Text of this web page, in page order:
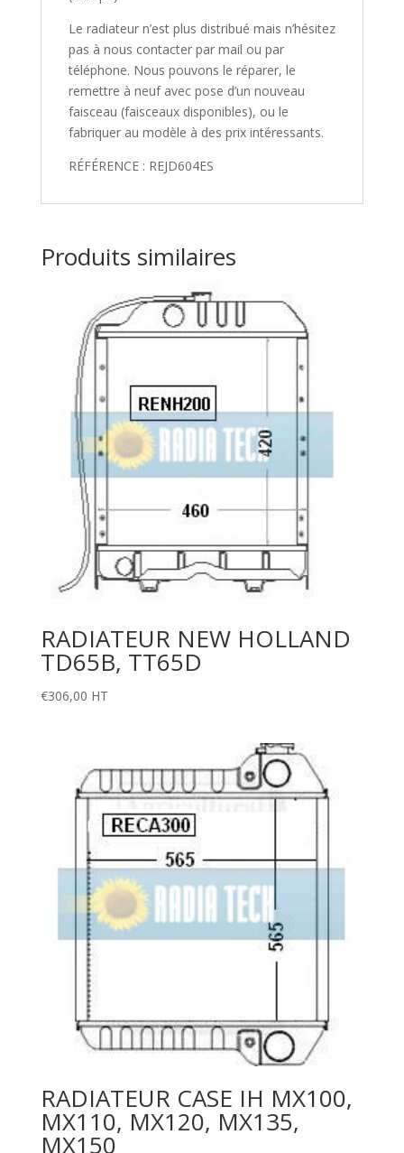
Le radiateur n’est plus distribué mais n’hésitez
pas à nous contacter par mail ou par
téléphone. Nous pouvons le réparer, le
remettre à neuf avec pose d’un nouveau
faisceau (faisceaux disponibles), ou le
fabriquer au modèle à des prix intéressants.
RÉFÉRENCE : REJD604ES
Produits similaires
RADIATEUR NEW HOLLAND
TD65B, TT65D
€306,00 HT
RADIATEUR CASE IH MX100,
MX110, MX120, MX135,
MX150